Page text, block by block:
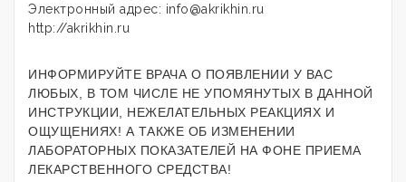
Электронный адрес: info@akrikhin.ru
http://akrikhin.ru
ИНФОРМИРУЙТЕ ВРАЧА О ПОЯВЛЕНИИ У ВАС
ЛЮБЫХ, В ТОМ ЧИСЛЕ НЕ УПОМЯНУТЫХ В ДАННОЙ
ИНСТРУКЦИИ, НЕЖЕЛАТЕЛЬНЫХ РЕАКЦИЯХ И
ОЩУЩЕНИЯХ! А ТАКЖЕ ОБ ИЗМЕНЕНИИ
ЛАБОРАТОРНЫХ ПОКАЗАТЕЛЕЙ НА ФОНЕ ПРИЕМА
ЛЕКАРСТВЕННОГО СРЕДСТВА!